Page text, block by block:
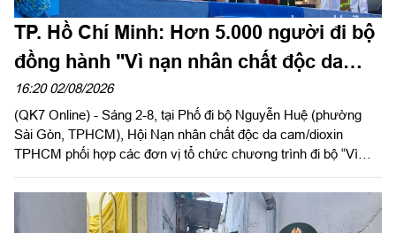
TP. Hồ Chí Minh: Hơn 5.000 người đi bộ
đồng hành "Vì nạn nhân chất độc da
cam"
16:20 02/08/2026
(QK7 Online) - Sáng 2-8, tại Phố đi bộ Nguyễn Huệ (phường
Sài Gòn, TPHCM), Hội Nạn nhân chất độc da cam/dioxin
TPHCM phối hợp các đơn vị tổ chức chương trình đi bộ “Vì
năm Ngày Thảm họa da cam ở Việt Nam (10-8-1961 - 10-8-